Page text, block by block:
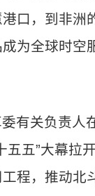
口，到非洲
为全球时空
有关负责人
五五”大幕拉
程，推动北